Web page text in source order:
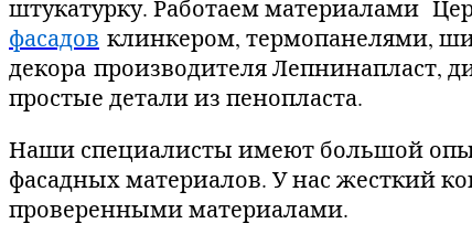
штукатурку. Работаем материалами
фасадов клинкером, термопанелями,
декора производителя Лепнинапласт,
простые детали из пенопласта.
Наши специалисты имеют большой
фасадных материалов. У нас жесткий
проверенными материалами.